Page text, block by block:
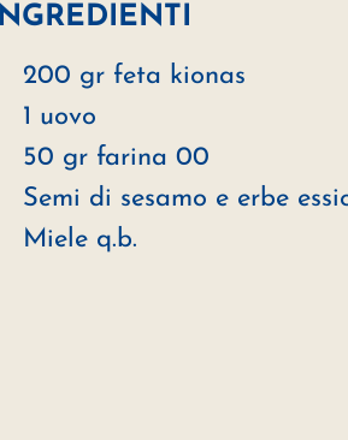
INGREDIENTI
200 gr feta kionas
1 uovo
50 gr farina 00
Semi di sesamo e erbe
Miele q.b.